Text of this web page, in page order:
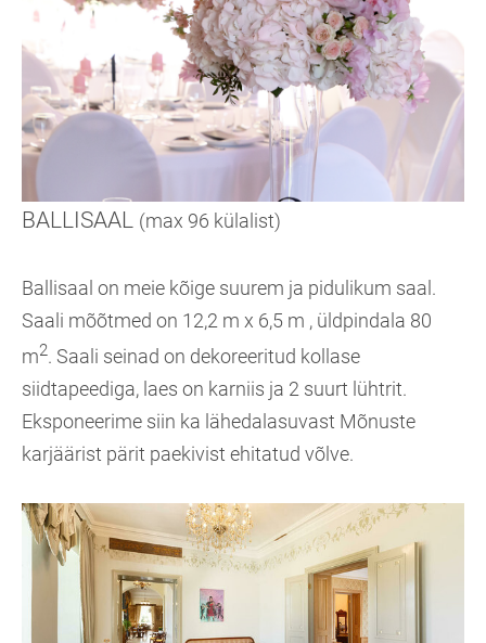
BALLISAAL (max 96 külalist)
Ballisaal on meie kõige suurem ja pidulikum saal.
Saali mõõtmed on 12,2 m x 6,5 m , üldpindala 80
m2. Saali seinad on dekoreeritud kollase
siidtapeediga, laes on karniis ja 2 suurt lühtrit.
Eksponeerime siin ka lähedalasuvast Mõnuste
karjäärist pärit paekivist ehitatud võlve.